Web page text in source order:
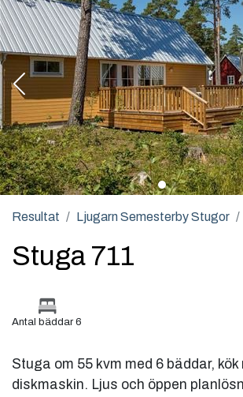
Resultat Ljugarn Semesterby Stugor
Stuga 711
Antal bäddar 6
Stuga om 55 kvm med 6 bäddar, kök
diskmaskin. Ljus och öppen